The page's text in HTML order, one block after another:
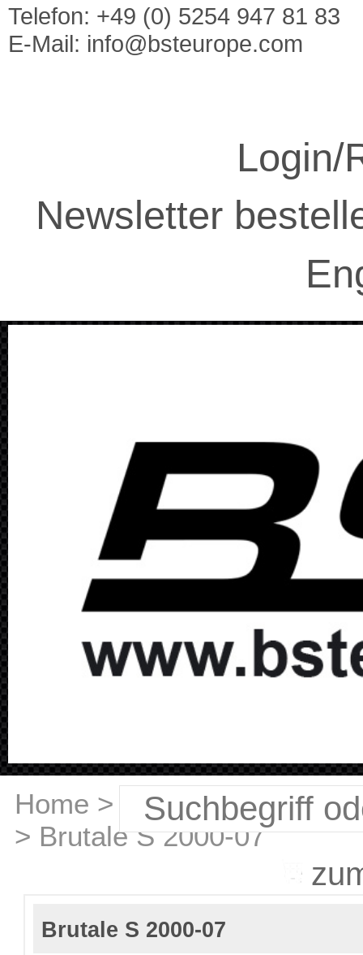
Telefon: +49 (0) 5254 947 81 83
E-Mail: info@bsteurope.com
Login/
Newsletter
Home >
MV Agusta
> Brutale S 2000-07
Brutale S 2000-07